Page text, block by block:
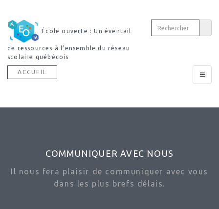
École ouverte : Un éventail
de ressources à l’ensemble du réseau
scolaire québécois
Toggle
ACCUEIL
COMMUNIQUER AVEC NOUS
Il nous fera plaisir de communiquer avec vous
dans les plus brefs délais.